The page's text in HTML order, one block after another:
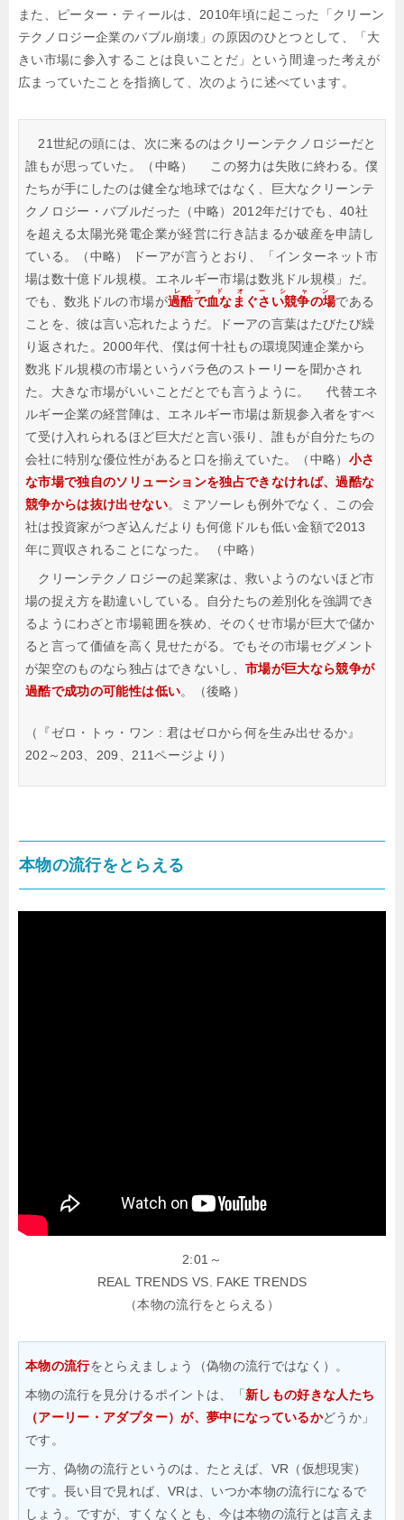
また、ピーター・ティールは、2010年頃に起こった「クリーン
テクノロジー企業のバブル崩壊」の原因のひとつとして、「大
きい市場に参入することは良いことだ」という間違った考えが
広まっていたことを指摘して、次のように述べています。
21世紀の頭には、次に来るのはクリーンテクノロジーだと
誰もが思っていた。（中略）
この努力は失敗に終わる。僕
たちが手にしたのは健全な地球ではなく、巨大なクリーンテ
クノロジー・バブルだった（中略）2012年だけでも、40社
を超える太陽光発電企業が経営に行き詰まるか破産を申請し
ている。（中略）
ドーアが言うとおり、「インターネット市
場は数十億ドル規模。エネルギー市場は数兆ドル規模」だ。
でも、数兆ドルの市場が過酷で血なまぐさい競争の場
レッドオーシャン
である
ことを、彼は言い忘れたようだ。ドーアの言葉はたびたび繰
り返された。2000年代、僕は何十社もの環境関連企業から
数兆ドル規模の市場というバラ色のストーリーを聞かされ
た。大きな市場がいいことだとでも言うように。
代替エネ
ルギー企業の経営陣は、エネルギー市場は新規参入者をすべ
て受け入れられるほど巨大だと言い張り、誰もが自分たちの
会社に特別な優位性があると口を揃えていた。（中略） 小さ
な市場で独自のソリューションを独占できなければ、過酷な
競争からは抜け出せない。ミアソーレも例外でなく、この会
社は投資家がつぎ込んだよりも何億ドルも低い金額で2013
年に買収されることになった。
（中略）
クリーンテクノロジーの起業家は、救いようのないほど市
場の捉え方を勘違いしている。自分たちの差別化を強調でき
るようにわざと市場範囲を狭め、そのくせ市場が巨大で儲か
ると言って価値を高く見せたがる。でもその市場セグメント
が架空のものなら独占はできないし、 市場が巨大なら競争が
過酷で成功の可能性は低い。（後略）
（『ゼロ・トゥ・ワン : 君はゼロから何を生み出せるか』
202～203、209、211ページより）
本物の流行をとらえる
2:01～
REAL TRENDS VS. FAKE TRENDS
（本物の流行をとらえる）
本物の流行をとらえましょう（偽物の流行ではなく）。
本物の流行を見分けるポイントは、「 新しもの好きな人たち
（アーリー・アダプター）が、夢中になっているかどうか」
です。
一方、偽物の流行というのは、たとえば、VR（仮想現実）
です。長い目で見れば、VRは、いつか本物の流行になるで
しょう。ですが、すくなくとも、今は本物の流行とは言えま